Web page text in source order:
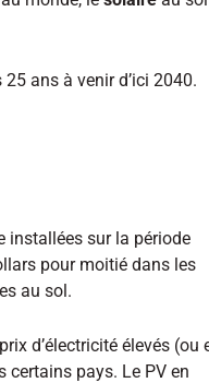
ans à venir d’ici 2040.
installées sur la période
pour moitié dans les
au sol.
d’électricité élevés (ou
certains pays. Le PV en